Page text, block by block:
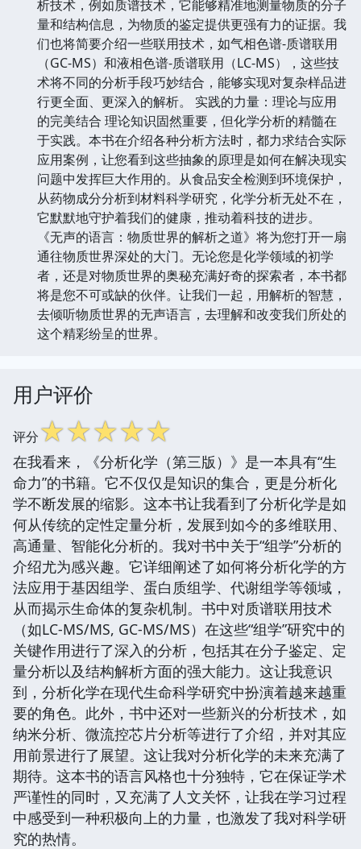
析技术，例如质谱技术，它能够精准地测量物质的分子
量和结构信息，为物质的鉴定提供更强有力的证据。我
们也将简要介绍一些联用技术，如气相色谱-质谱联用
（GC-MS）和液相色谱-质谱联用（LC-MS），这些技
术将不同的分析手段巧妙结合，能够实现对复杂样品进
行更全面、更深入的解析。 实践的力量：理论与应用
的完美结合 理论知识固然重要，但化学分析的精髓在
于实践。本书在介绍各种分析方法时，都力求结合实际
应用案例，让您看到这些抽象的原理是如何在解决现实
问题中发挥巨大作用的。从食品安全检测到环境保护，
从药物成分分析到材料科学研究，化学分析无处不在，
它默默地守护着我们的健康，推动着科技的进步。
《无声的语言：物质世界的解析之道》将为您打开一扇
通往物质世界深处的大门。无论您是化学领域的初学
者，还是对物质世界的奥秘充满好奇的探索者，本书都
将是您不可或缺的伙伴。让我们一起，用解析的智慧，
去倾听物质世界的无声语言，去理解和改变我们所处的
这个精彩纷呈的世界。
用户评价
评分☆☆☆☆☆
在我看来，《分析化学（第三版）》是一本具有“生
命力”的书籍。它不仅仅是知识的集合，更是分析化
学不断发展的缩影。这本书让我看到了分析化学是如
何从传统的定性定量分析，发展到如今的多维联用、
高通量、智能化分析的。我对书中关于“组学”分析的
介绍尤为感兴趣。它详细阐述了如何将分析化学的方
法应用于基因组学、蛋白质组学、代谢组学等领域，
从而揭示生命体的复杂机制。书中对质谱联用技术
（如LC-MS/MS, GC-MS/MS）在这些“组学”研究中的
关键作用进行了深入的分析，包括其在分子鉴定、定
量分析以及结构解析方面的强大能力。这让我意识
到，分析化学在现代生命科学研究中扮演着越来越重
要的角色。此外，书中还对一些新兴的分析技术，如
纳米分析、微流控芯片分析等进行了介绍，并对其应
用前景进行了展望。这让我对分析化学的未来充满了
期待。这本书的语言风格也十分独特，它在保证学术
严谨性的同时，又充满了人文关怀，让我在学习过程
中感受到一种积极向上的力量，也激发了我对科学研
究的热情。